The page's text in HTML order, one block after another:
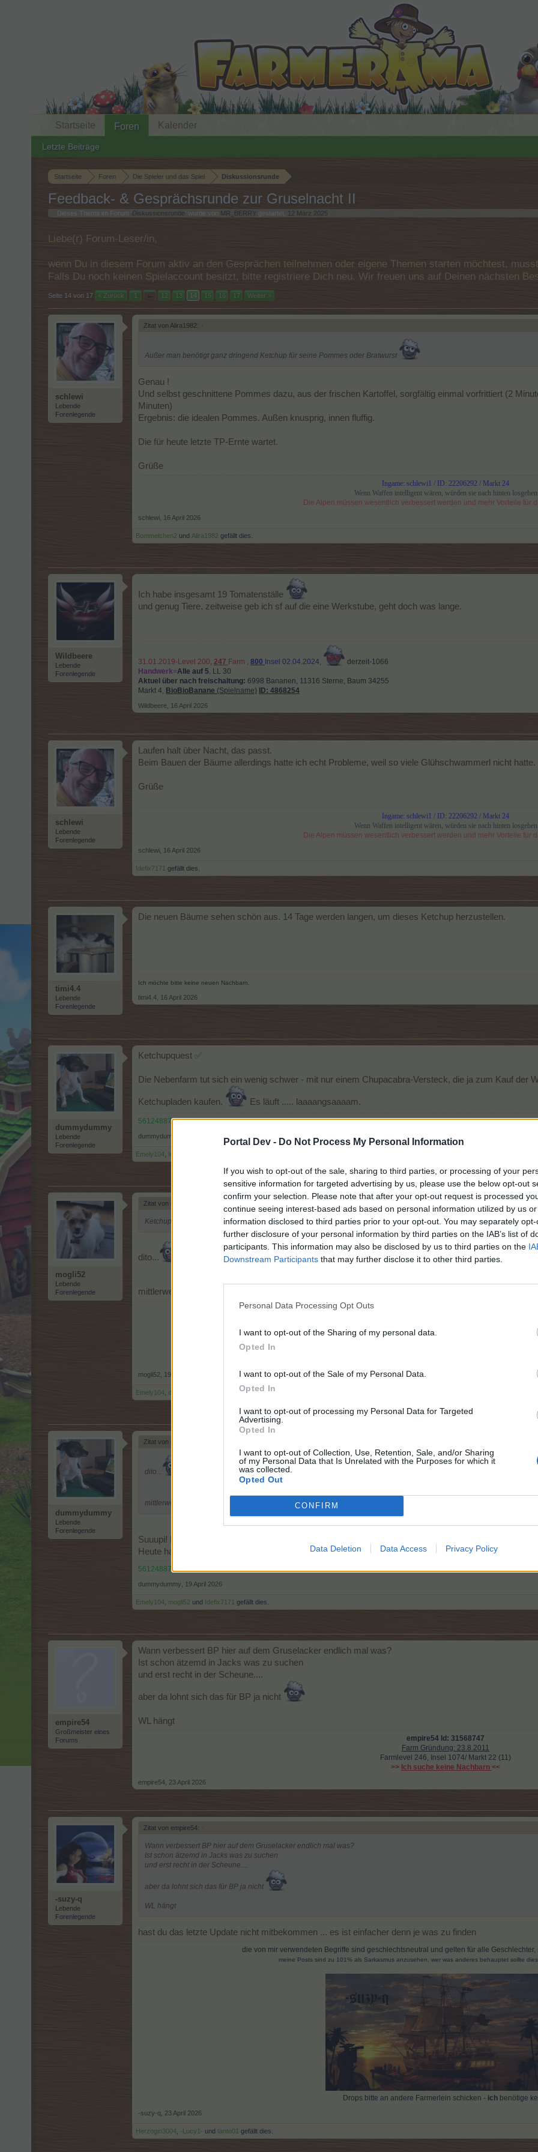
Portal Dev - Do Not Process My Personal Information
If you wish to opt-out of the sale, sharing to third parties, or processing of your
sensitive information for targeted advertising by us, please use the below opt-out
confirm your selection. Please note that after your opt-out request is processed
continue seeing interest-based ads based on personal information utilized by us
information disclosed to third parties prior to your opt-out. You may separately
further disclosure of your personal information by third parties on the IAB’s list of
participants. This information may also be disclosed by us to third parties on the
Downstream Participants that may further disclose it to other third parties.
Personal Data Processing Opt Outs
I want to opt-out of the Sharing of my personal data.
Opted In
I want to opt-out of the Sale of my Personal Data.
Opted In
I want to opt-out of processing my Personal Data for Targeted
Advertising.
Opted In
I want to opt-out of Collection, Use, Retention, Sale, and/or Sharing
of my Personal Data that Is Unrelated with the Purposes for which it
was collected.
Opted Out
CONFIRM
Data Deletion Data Access Privacy Policy
Startseite Foren Die Spieler und das Spiel Diskussionsrunde
Feedback- & Gesprächsrunde zur Gruselnacht II
Dieses Thema im Forum ' Diskussionsrunde ' wurde von MR_BERRY gestartet, 12 März 2025
Liebe(r) Forum-Leser/in,
wenn Du in diesem Forum aktiv an den Gesprächen teilnehmen oder eigene Themen starten möchtest,
Falls Du noch keinen Spielaccount besitzt, bitte registriere Dich neu. Wir freuen uns auf Deinen nächsten
Seite 14 von 17 < Zurück 1 ← 12 13 14 15 16 17 Weiter >
schlewi
Lebende
Forenlegende
Zitat von Alira1982: ↑
Außer man benötigt ganz dringend Ketchup für seine Pommes oder Bratwurst
Genau !
Und selbst geschnittene Pommes dazu, aus der frischen Kartoffel, sorgfältig einmal vorfrittiert (2
Minuten)
Ergebnis: die idealen Pommes. Außen knusprig, innen fluffig.
Die für heute letzte TP-Ernte wartet.
Grüße
Ingame: schlewi1 / ID: 22206292 / Markt 24
Wenn Waffen intelligent wären, würden sie nach hinten losgehen
Die Alpen müssen wesentlich verbessert werden und mehr Vorteile für
schlewi 16 April 2026
Bommelchen2 und Alira1982 gefällt dies.
Wildbeere
Lebende
Forenlegende
Ich habe insgesamt 19 Tomatenställe
und genug Tiere, zeitweise geb ich sf auf die eine Werkstube, geht doch was lange.
31.01.2019-Level 200 247 Farm 800 Insel 02.04.2024,
derzeit-1066
Handwerk=Alle auf 5, LL 30
Aktuel über nach freischaltung: 6998 Bananen, 11316 Sterne, Baum 34255
Markt 4, BioBioBanane (Spielname) ID: 4868254
Wildbeere 16 April 2026
schlewi
Lebende
Forenlegende
Laufen halt über Nacht, das passt.
Beim Bauen der Bäume allerdings hatte ich echt Probleme, weil so viele Glühschwammerl nicht hatte.
Grüße
Ingame: schlewi1 / ID: 22206292 / Markt 24
Wenn Waffen intelligent wären, würden sie nach hinten losgehen
Die Alpen müssen wesentlich verbessert werden und mehr Vorteile für
schlewi 16 April 2026
Idefix7171 gefällt dies.
timi4.4
Lebende
Forenlegende
Die neuen Bäume sehen schön aus. 14 Tage werden langen, um dieses Ketchup herzustellen.
Ich möchte bitte keine neuen Nachbarn.
timi4.4 16 April 2026
dummydummy
Lebende
Forenlegende
Ketchupquest ✅
Die Nebenfarm tut sich ein wenig schwer - mit nur einem Chupacabra-Versteck, die ja zum Kauf der
Ketchupladen kaufen. Es läuft ..... laaaangsaaaam.
56124887
dummydummy
Emely104 Idefix7171
mogli52
Lebende
Forenlegende
Zitat von dummydummy:
Ketchupquest ✅
dito...
mittlerweile sind schon wieder 542 Ketchup und 716 Tannenzapfen im Inventar...
Farm
Baumpunktzahl-30.310-
Farmgründung:
mogli52 19 April 2026
Emely104 dummydummy Idefix7171gefällt dies.
dummydummy
Lebende
Forenlegende
Zitat von mogli52:
dito...
mittlerweile sind schon wieder 542 Ketchup und 716 Tannenzapfen im Inventar...
Suuupi! Da kann ich beim Ketchup nicht ganz mithalten
Heute halte ich meinen privaten WS-Day, sodass es bald Ketchup für alle kommenden Grillfeste gibt.
56124887
dummydummy 19 April 2026
Emely104 mogli52 und Idefix7171 gefällt dies.
empire54
Großmeister eines
Forums
Wann verbessert BP hier auf dem Gruselacker endlich mal was?
Ist schon ätzemd in Jacks was zu suchen
und erst recht in der Scheune....
aber da lohnt sich das für BP ja nicht
WL hängt
empire54 Id: 31568747
Farm Gründung: 23.8.2011
Farmlevel 246, Insel 1074/ Markt 22 (11)
>> Ich suche keine Nachbarn <<
empire54 23 April 2026
-suzy-q
Lebende
Forenlegende
Zitat von empire54: ↑
Wann verbessert BP hier auf dem Gruselacker endlich mal was?
Ist schon ätzemd in Jacks was zu suchen
und erst recht in der Scheune....
aber da lohnt sich das für BP ja nicht
WL hängt
hast du das letzte Update nicht mitbekommen ... es ist einfacher denn je was zu finden
die von mir verwendeten Begriffe sind geschlechtsneutral und gelten für alle
meine Posts sind zu 101% als Sarkasmus anzusehen, wer was anderes behauptet sollte
Drops bitte an andere Farmerlein schicken - ich benötige
-suzy-q 23 April 2026
Herzogin3004 -Lucy1- und tanto01 gefällt dies.
Startseite Foren
Letzte Beiträge
Kalender